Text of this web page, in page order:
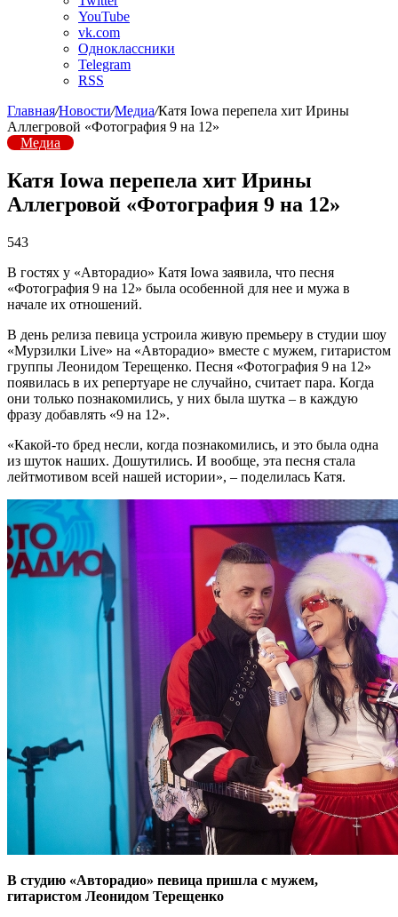
YouTube
vk.com
Одноклассники
Telegram
RSS
Главная/Новости/Медиа/Катя Iowa перепела хит Ирины
Аллегровой «Фотография 9 на 12»
Медиа
Катя Iowa перепела хит Ирины
Аллегровой «Фотография 9 на 12»
543
В гостях у «Авторадио» Катя Iowa заявила, что песня
«Фотография 9 на 12» была особенной для нее и мужа в
начале их отношений.
В день релиза певица устроила живую премьеру в студии шоу
«Мурзилки Live» на «Авторадио» вместе с мужем, гитаристом
группы Леонидом Терещенко. Песня «Фотография 9 на 12»
появилась в их репертуаре не случайно, считает пара. Когда
они только познакомились, у них была шутка – в каждую
фразу добавлять «9 на 12».
«Какой-то бред несли, когда познакомились, и это была одна
из шуток наших. Дошутились. И вообще, эта песня стала
лейтмотивом всей нашей истории», – поделилась Катя.
В студию «Авторадио» певица пришла с мужем,
гитаристом Леонидом Терещенко